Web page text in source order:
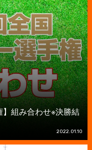
】組み合わせ※決勝結
2022.01.10